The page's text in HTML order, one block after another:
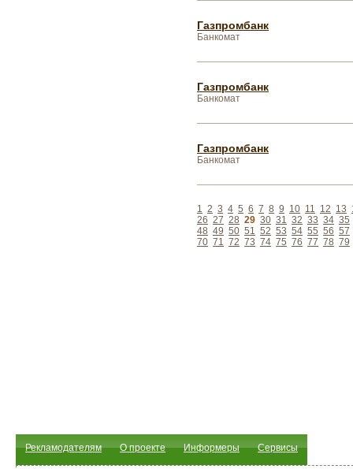
Газпромбанк
Банкомат
Газпромбанк
Банкомат
Газпромбанк
Банкомат
1 2 3 4 5 6 7 8 9 10 11 12 13
26 27 28 29 30 31 32 33 34 35
48 49 50 51 52 53 54 55 56 57
70 71 72 73 74 75 76 77 78 79
Рекламодателям О проекте Информеры Сервисы